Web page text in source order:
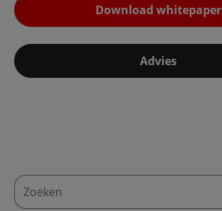
Download whitepaper
Advies